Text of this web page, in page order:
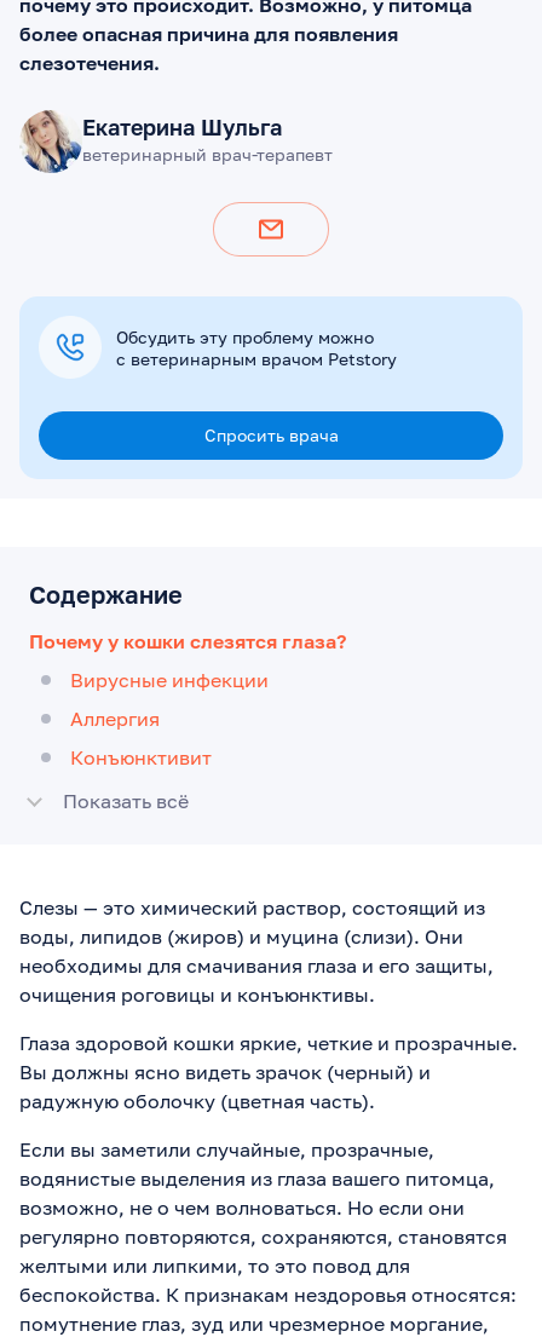
более опасная причина для появления
слезотечения.
Екатерина Шульга
ветеринарный врач-терапевт
Обсудить эту проблему можно
с ветеринарным врачом Petstory
Спросить врача
Содержание
Почему у кошки слезятся глаза?
Вирусные инфекции
Аллергия
Конъюнктивит
Показать всё
Слезы — это химический раствор, состоящий из
воды, липидов (жиров) и муцина (слизи). Они
необходимы для смачивания глаза и его защиты,
очищения роговицы и конъюнктивы.
Глаза здоровой кошки яркие, четкие и прозрачные.
Вы должны ясно видеть зрачок (черный) и
радужную оболочку (цветная часть).
Если вы заметили случайные, прозрачные,
водянистые выделения из глаза вашего питомца,
возможно, не о чем волноваться. Но если они
регулярно повторяются, сохраняются, становятся
желтыми или липкими, то это повод для
беспокойства. К признакам нездоровья относятся:
помутнение глаз, зуд или чрезмерное моргание,